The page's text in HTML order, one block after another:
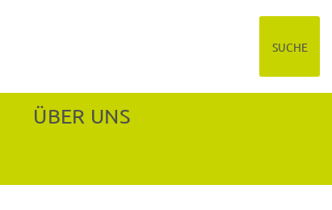
SUCHE
ÜBER UNS